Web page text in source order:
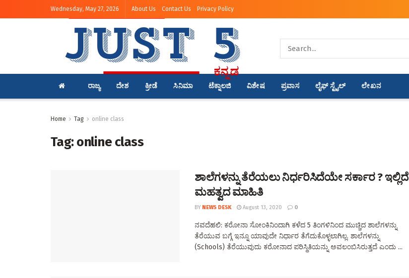
Wednesday, May 27, 2026 About Us Contact Us Privacy Policy
ರಾಜ್ಯ ದೇಶ ಕ್ರೀಡೆ ಸಿನಿಮಾ ಟೆಕ್ನಾಲಜಿ ವಿಶೇಷ ಪ್ರವಾಸ ಲೈಫ್ ಸ್ಟೈಲ್ ಲೇಖನ
Home Tag online class
Tag:online class
ಶಾಲೆಗಳನ್ನು ತೆರೆಯಲು ನಿರ್ಧರಿಸಿದೆಯೇ ಸರ್ಕಾರ ? ಇಲ್ಲಿದೆ
ಮಹತ್ವದ ಮಾಹಿತಿ
BY NEWS DESK August 13, 2020 0
ನವದೆಹಲಿ: ಕರೋನಾ ಸೋಂಕಿನಿಂದಾಗಿ ಕಳೆದ 5 ತಿಂಗಳಿನಿಂದ ಮುಚ್ಚಿದ ಶಾಲೆಗಳನ್ನು
ತೆರೆಯುವ ಬಗ್ಗೆ ಇನ್ನೂ ಯಾವುದೇ ನಿರ್ಧಾರ ತೆಗೆದುಕೊಳ್ಳಲಾಗಿಲ್ಲ. ಶಾಲೆಗಳನ್ನು
(Schools) ತೆರೆಯುವುದು ಕರೋನಾದ ಪರಿಸ್ಥಿತಿಯನ್ನು ಅವಲಂಬಿಸಿರುತ್ತದೆ ಎಂದು ...